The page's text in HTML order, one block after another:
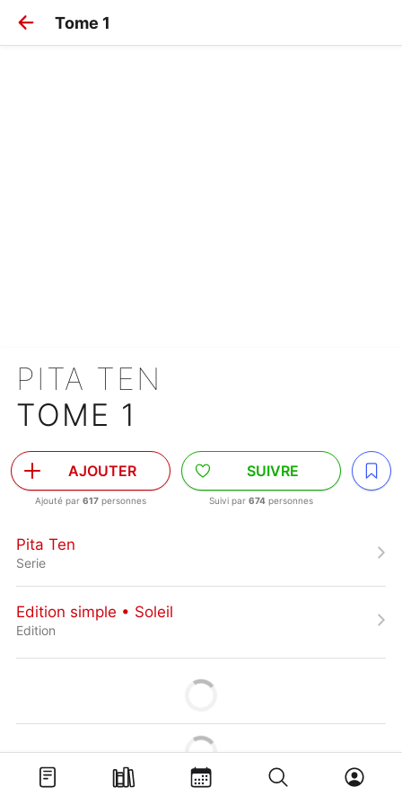
Tome 1
PITA TEN
TOME 1
AJOUTER
Ajouté par 617 personnes
SUIVRE
Suivi par 674 personnes
Pita Ten
Serie
Edition simple • Soleil
Edition